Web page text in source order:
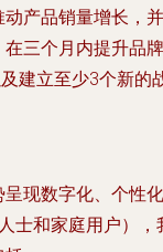
产品销量增长，并
三个月内提升品牌
建立至少3个新的
现数字化、个性化
士和家庭用户），